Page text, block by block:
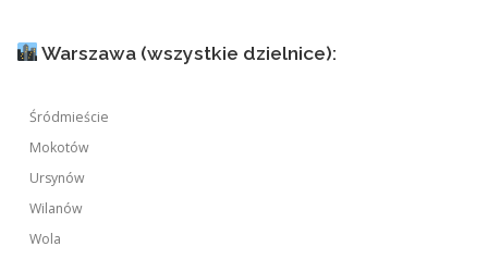
Warszawa (wszystkie dzielnice):
Śródmieście
Mokotów
Ursynów
Wilanów
Wola